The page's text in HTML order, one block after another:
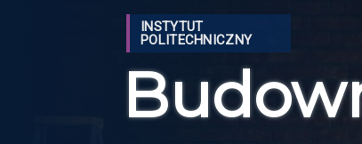
INSTYTUT
POLITECHNICZNY